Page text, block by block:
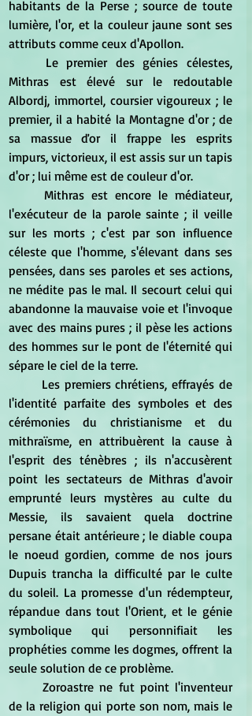
habitants de la Perse ; source de toute
lumière, l'or, et la couleur jaune sont ses
attributs comme ceux d'Apollon.
Mithras est élevé sur le redoutable
Albordj, immortel, coursier vigoureux ; le
premier, il a habité la Montagne d'or ; de
sa massue ďor il frappe les esprits
impurs, victorieux, il est assis sur un tapis
d'or ; lui même est de couleur d'or.
l'exécuteur de la parole sainte ; il veille
sur les morts ; c'est par son influence
céleste que l'homme, s'élevant dans ses
pensées, dans ses paroles et ses actions,
ne médite pas le mal. Il secourt celui qui
abandonne la mauvaise voie et l'invoque
avec des mains pures ; il pèse les actions
des hommes sur le pont de l'éternité qui
sépare le ciel de la terre.
l'identité parfaite des symboles et des
cérémonies du christianisme et du
mithraïsme, en attribuèrent la cause à
l'esprit des ténèbres ; ils n'accusèrent
point les sectateurs de Mithras d'avoir
emprunté leurs mystères au culte du
Messie, ils savaient quela doctrine
persane était antérieure ; le diable coupa
le noeud gordien, comme de nos jours
Dupuis trancha la difficulté par le culte
du soleil. La promesse d'un rédempteur,
répandue dans tout l'Orient, et le génie
symbolique qui personnifiait les
prophéties comme les dogmes, offrent la
seule solution de ce problème.
	Zoroastre ne fut point l'inventeur
de la religion qui porte son nom, mais le